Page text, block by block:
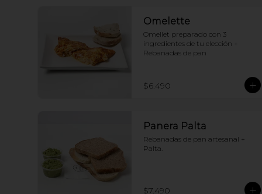
Omelette
Omellet preparado con 3
ingredientes de tu elección +
Rebanadas de pan
$6.490
Panera Palta
Rebanadas de pan artesanal +
Palta.
$7.490